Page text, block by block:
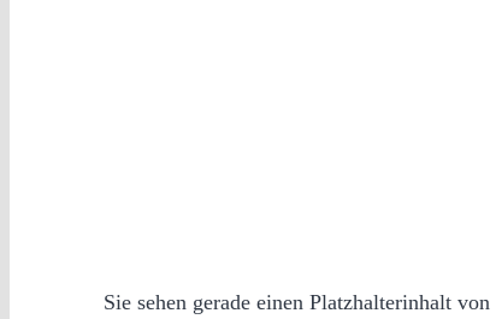
Sie sehen gerade einen Platzhalterinhalt von